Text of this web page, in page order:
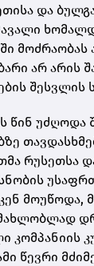
და
მოძრაობას
არ არის
შესვლის
წინ უძღოდა
რუსეთსა
მოუწოდა,
კომპანიის
წევრი